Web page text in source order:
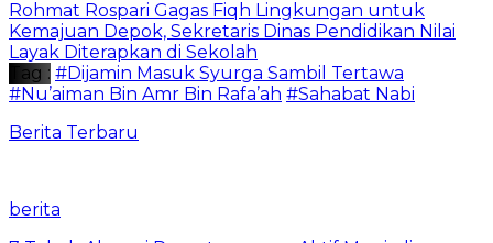
Rohmat Rospari Gagas Fiqh Lingkungan untuk
Kemajuan Depok, Sekretaris Dinas Pendidikan Nilai
Layak Diterapkan di Sekolah
Tag : #Dijamin Masuk Syurga Sambil Tertawa
#Nu’aiman Bin Amr Bin Rafa’ah #Sahabat Nabi
Berita Terbaru
berita